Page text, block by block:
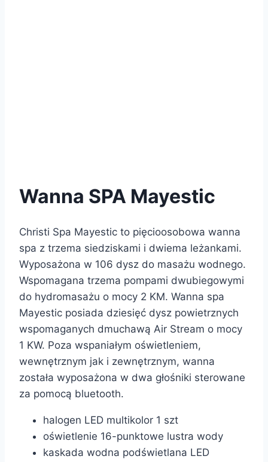
Wanna SPA Mayestic
Christi Spa Mayestic to pięcioosobowa wanna
spa z trzema siedziskami i dwiema leżankami.
Wyposażona w 106 dysz do masażu wodnego.
Wspomagana trzema pompami dwubiegowymi
do hydromasażu o mocy 2 KM. Wanna spa
Mayestic posiada dziesięć dysz powietrznych
wspomaganych dmuchawą Air Stream o mocy
1 KW. Poza wspaniałym oświetleniem,
wewnętrznym jak i zewnętrznym, wanna
została wyposażona w dwa głośniki sterowane
za pomocą bluetooth.
halogen LED multikolor 1 szt
oświetlenie 16-punktowe lustra wody
kaskada wodna podświetlana LED